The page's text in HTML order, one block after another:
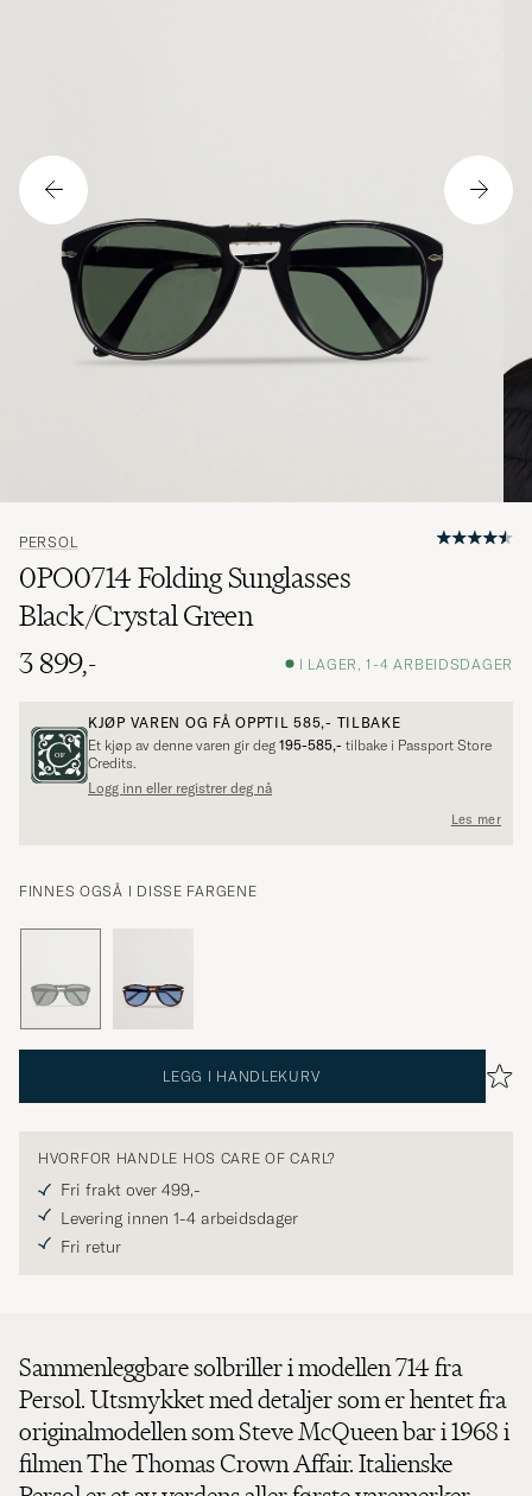
PERSOL
0PO0714 Folding Sunglasses
Black/Crystal Green
3 899,-
I LAGER, 1-4 ARBEIDSDAGER
KJØP VAREN OG FÅ OPPTIL585,- TILBAKE
Et kjøp av denne varen gir deg 195-585,- tilbake i Passport Store
Credits.
Logg inn eller registrer deg nå
Les mer
FINNES OGSÅ I DISSE FARGENE
LEGG I HANDLEKURV
HVORFOR HANDLE HOS CARE OF CARL?
Fri frakt over 499,-
Levering innen 1-4 arbeidsdager
Fri retur
Sammenleggbare solbriller i modellen 714 fra
Persol. Utsmykket med detaljer som er hentet fra
originalmodellen som Steve McQueen bar i 1968 i
filmen The Thomas Crown Affair. Italienske